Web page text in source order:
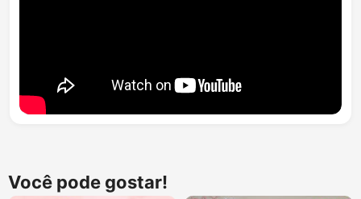
Você pode gostar!